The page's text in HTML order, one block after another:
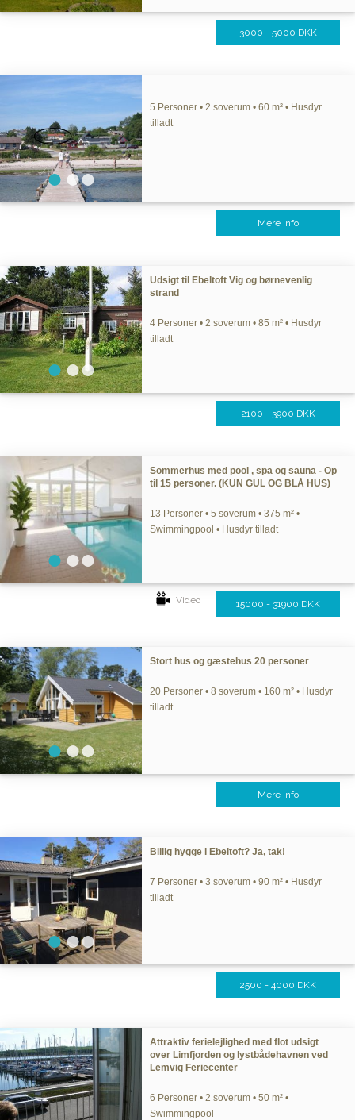
3000 - 5000 DKK
5 Personer • 2 soverum • 60 m² • Husdyr
tilladt
Mere Info
Udsigt til Ebeltoft Vig og børnevenlig
strand
4 Personer • 2 soverum • 85 m² • Husdyr
tilladt
2100 - 3900 DKK
Sommerhus med pool , spa og sauna - Op
til 15 personer. (KUN GUL OG BLÅ HUS)
13 Personer • 5 soverum • 375 m² •
Swimmingpool • Husdyr tilladt
Video 15000 - 31900 DKK
Stort hus og gæstehus 20 personer
20 Personer • 8 soverum • 160 m² • Husdyr
tilladt
Mere Info
Billig hygge i Ebeltoft? Ja, tak!
7 Personer • 3 soverum • 90 m² • Husdyr
tilladt
2500 - 4000 DKK
Attraktiv ferielejlighed med flot udsigt
over Limfjorden og lystbådehavnen ved
Lemvig Feriecenter
6 Personer • 2 soverum • 50 m² •
Swimmingpool